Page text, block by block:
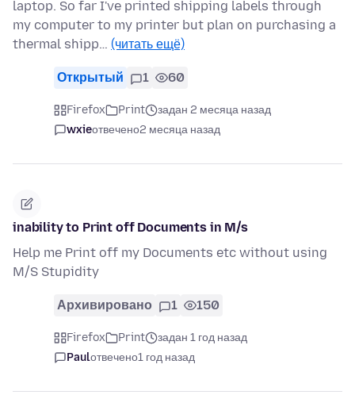
laptop. So far I've printed shipping labels through
my computer to my printer but plan on purchasing a
thermal shipp… (читать ещё)
Открытый 1 60
Firefox Print
задан 2 месяца назад
wxieотвечено2 месяца назад
inability to Print off Documents in M/s
Help me Print off my Documents etc without using
M/S Stupidity
Архивировано 1 150
Firefox Print
задан 1 год назад
Paulотвечено1 год назад